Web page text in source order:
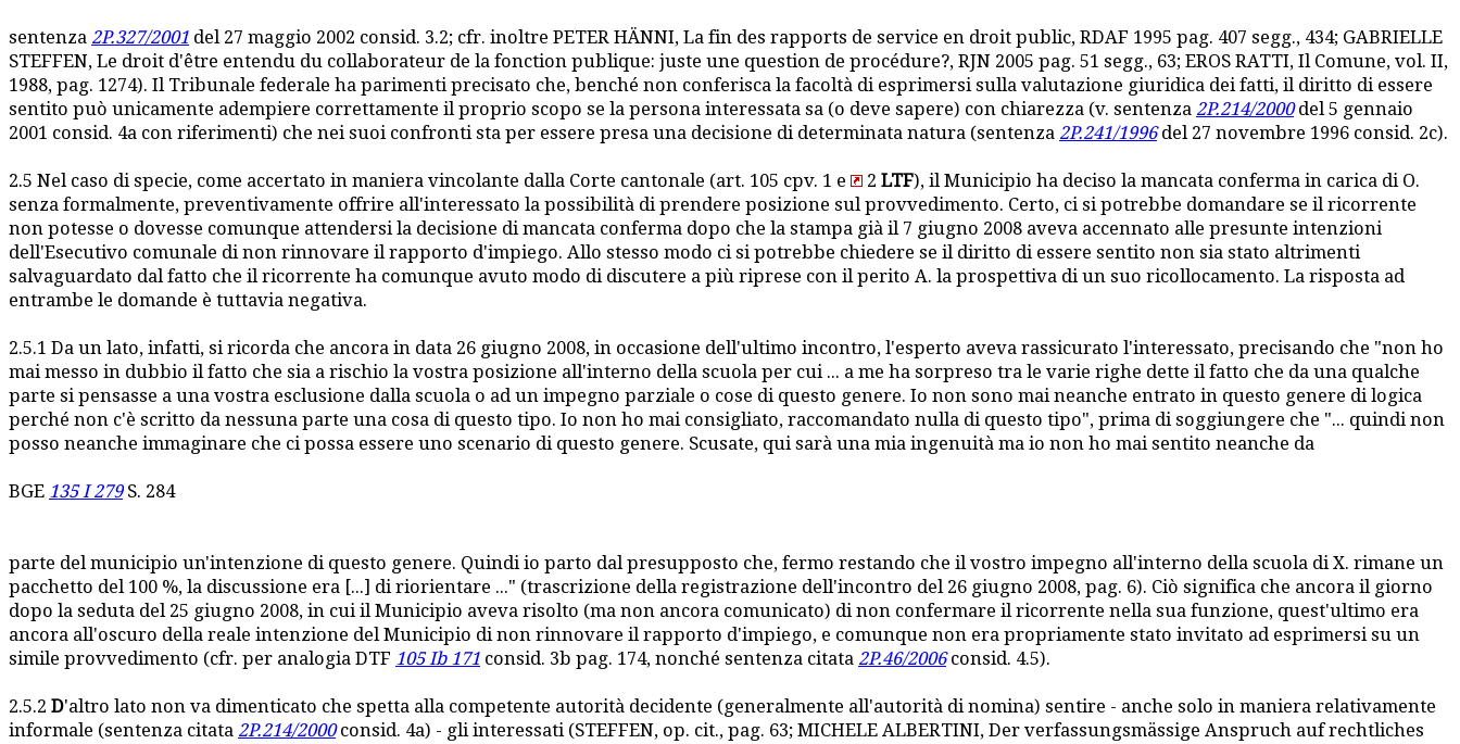
sentenza 2P.327/2001 del 27 maggio 2002 consid. 3.2; cfr. inoltre PETER HÄNNI, La fin des rapports de service en droit public, RDAF 1995 pag. 407 segg., 434; GABRIELLE
STEFFEN, Le droit d'être entendu du collaborateur de la fonction publique: juste une question de procédure?, RJN 2005 pag. 51 segg., 63; EROS RATTI, Il Comune, vol. II,
1988, pag. 1274). Il Tribunale federale ha parimenti precisato che, benché non conferisca la facoltà di esprimersi sulla valutazione giuridica dei fatti, il diritto di essere
sentito può unicamente adempiere correttamente il proprio scopo se la persona interessata sa (o deve sapere) con chiarezza (v. sentenza 2P.214/2000del 5 gennaio
2001 consid. 4a con riferimenti) che nei suoi confronti sta per essere presa una decisione di determinata natura (sentenza 2P.241/1996del 27 novembre 1996 consid. 2c).
2.5 Nel caso di specie, come accertato in maniera vincolante dalla Corte cantonale (art. 105 cpv. 1 e 2 LTF), il Municipio ha deciso la mancata conferma in carica di O.
senza formalmente, preventivamente offrire all'interessato la possibilità di prendere posizione sul provvedimento. Certo, ci si potrebbe domandare se il ricorrente
non potesse o dovesse comunque attendersi la decisione di mancata conferma dopo che la stampa già il 7 giugno 2008 aveva accennato alle presunte intenzioni
dell'Esecutivo comunale di non rinnovare il rapporto d'impiego. Allo stesso modo ci si potrebbe chiedere se il diritto di essere sentito non sia stato altrimenti
salvaguardato dal fatto che il ricorrente ha comunque avuto modo di discutere a più riprese con il perito A. la prospettiva di un suo ricollocamento. La risposta ad
entrambe le domande è tuttavia negativa.
2.5.1 Da un lato, infatti, si ricorda che ancora in data 26 giugno 2008, in occasione dell'ultimo incontro, l'esperto aveva rassicurato l'interessato, precisando che "non ho
mai messo in dubbio il fatto che sia a rischio la vostra posizione all'interno della scuola per cui ... a me ha sorpreso tra le varie righe dette il fatto che da una qualche
parte si pensasse a una vostra esclusione dalla scuola o ad un impegno parziale o cose di questo genere. Io non sono mai neanche entrato in questo genere di logica
perché non c'è scritto da nessuna parte una cosa di questo tipo. Io non ho mai consigliato, raccomandato nulla di questo tipo", prima di soggiungere che "... quindi non
posso neanche immaginare che ci possa essere uno scenario di questo genere. Scusate, qui sarà una mia ingenuità ma io non ho mai sentito neanche da
BGE 135 I 279S. 284
parte del municipio un'intenzione di questo genere. Quindi io parto dal presupposto che, fermo restando che il vostro impegno all'interno della scuola di X. rimane un
pacchetto del 100 %, la discussione era [...] di riorientare ..." (trascrizione della registrazione dell'incontro del 26 giugno 2008, pag. 6). Ciò significa che ancora il giorno
dopo la seduta del 25 giugno 2008, in cui il Municipio aveva risolto (ma non ancora comunicato) di non confermare il ricorrente nella sua funzione, quest'ultimo era
ancora all'oscuro della reale intenzione del Municipio di non rinnovare il rapporto d'impiego, e comunque non era propriamente stato invitato ad esprimersi su un
simile provvedimento (cfr. per analogia DTF 105 Ib 171 consid. 3b pag. 174, nonché sentenza citata 2P.46/2006consid. 4.5).
2.5.2 D'altro lato non va dimenticato che spetta alla competente autorità decidente (generalmente all'autorità di nomina) sentire - anche solo in maniera relativamente
informale (sentenza citata 2P.214/2000consid. 4a) - gli interessati (STEFFEN, op. cit., pag. 63; MICHELE ALBERTINI, Der verfassungsmässige Anspruch auf rechtliches